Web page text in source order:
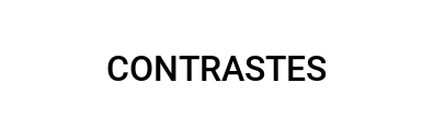
CONTRASTES